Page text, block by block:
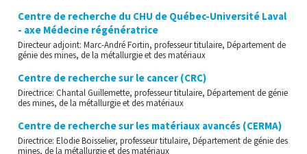
Centre de recherche du CHU de Québec-Université Laval
- axe Médecine régénératrice
Directeur adjoint: Marc-André Fortin, professeur titulaire, Département de
génie des mines, de la métallurgie et des matériaux
Centre de recherche sur le cancer (CRC)
Directrice: Chantal Guillemette, professeur titulaire, Département de génie
des mines, de la métallurgie et des matériaux
Centre de recherche sur les matériaux avancés (CERMA)
Directrice: Elodie Boisselier, professeur titulaire, Département de génie des
mines, de la métallurgie et des matériaux